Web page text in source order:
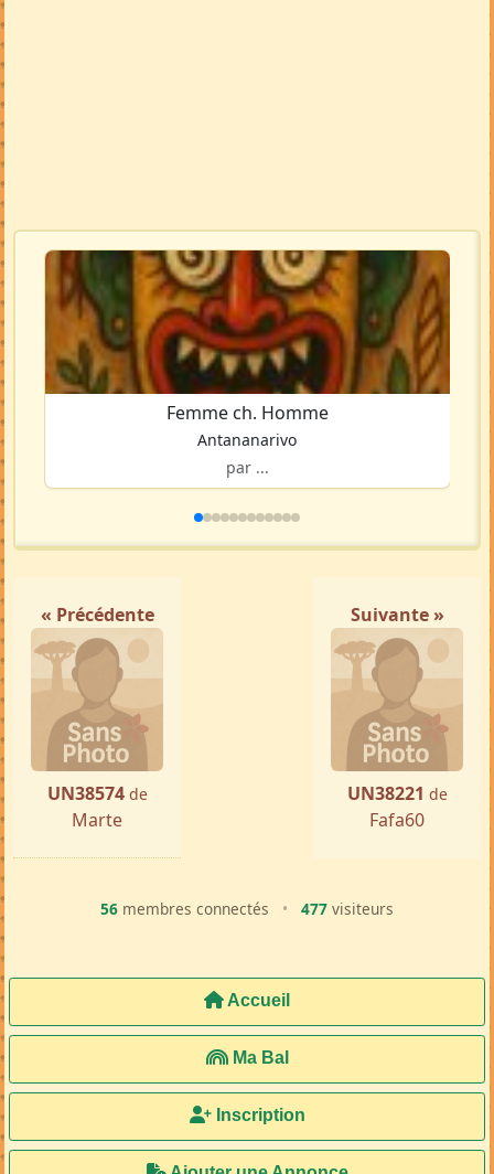
Femme ch. Homme
Antananarivo
par ...
« Précédente
UN38574 de
Marte
Suivante »
UN38221 de
Fafa60
56 membres connectés • 477 visiteurs
Accueil
Ma Bal
Inscription